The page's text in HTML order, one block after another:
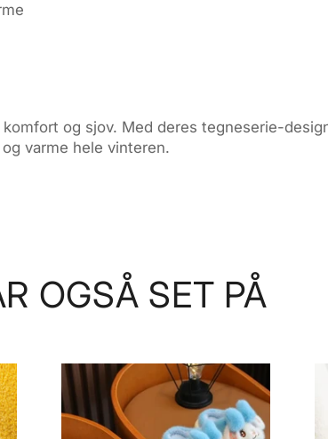
og sjov. Med deres tegneserie-
varme hele vinteren.
OGSÅ SET PÅ